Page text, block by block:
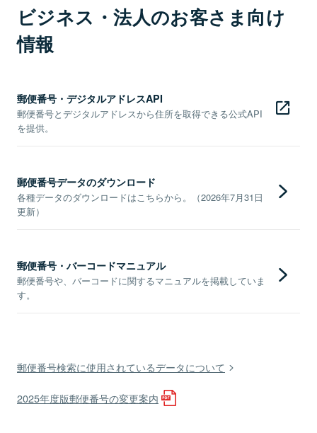
ビジネス・法人のお客さま向け
情報
郵便番号・デジタルアドレスAPI
郵便番号とデジタルアドレスから住所を取得できる公式API
を提供。
郵便番号データのダウンロード
各種データのダウンロードはこちらから。（2026年7月31日
更新）
郵便番号・バーコードマニュアル
郵便番号や、バーコードに関するマニュアルを掲載していま
す。
郵便番号検索に使用されているデータについて
2025年度版郵便番号の変更案内